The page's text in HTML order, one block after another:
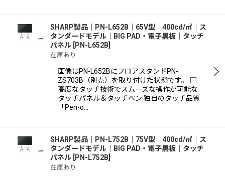
SHARP製品｜PN-L652B｜65V型｜400cd/㎡｜ス
タンダードモデル｜BIG PAD・電子黒板｜タッチ
パネル
PN-L652B
在庫あり
画像はPN-L652BにフロアスタンドPN-
ZS703B（別売）を取り付けた状態です。 □
高度なタッチ技術でスムーズな操作が可能な
タッチパネル＆タッチペン 独自のタッチ品質
「Pen-o…
SHARP製品｜PN-L752B｜75V型｜400cd/㎡｜ス
タンダードモデル｜BIG PAD・電子黒板｜タッチ
パネル
PN-L752B
在庫あり